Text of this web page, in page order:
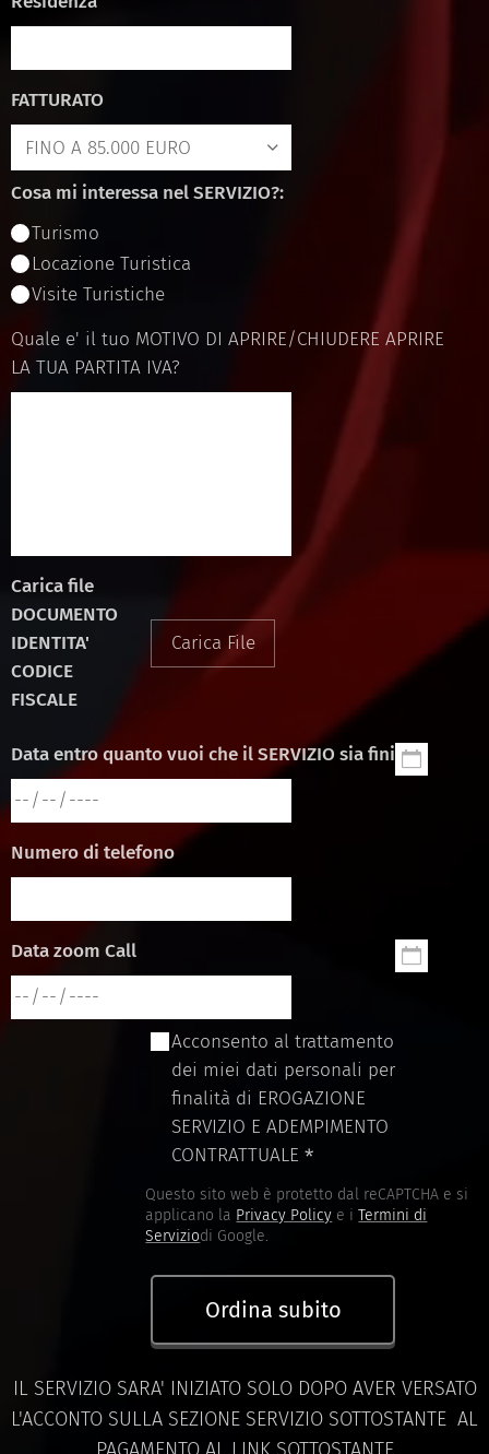
FATTURATO
Cosa mi interessa nel SERVIZIO?:
Turismo
Locazione Turistica
Visite Turistiche
Quale e' il tuo MOTIVO DI APRIRE/CHIUDERE APRIRE
LA TUA PARTITA IVA?
Carica file
DOCUMENTO
IDENTITA'
CODICE
FISCALE
Carica File
Data entro quanto vuoi che il SERVIZIO sia finito
Numero di telefono
Data zoom Call
Acconsento al trattamento
dei miei dati personali per
finalità di EROGAZIONE
SERVIZIO E ADEMPIMENTO
CONTRATTUALE
Questo sito web è protetto dal reCAPTCHA e si
applicano la Privacy Policy e iTermini di
Serviziodi Google.
Ordina subito
IL SERVIZIO SARA' INIZIATO SOLO DOPO AVER VERSATO
L'ACCONTO SULLA SEZIONE SERVIZIO SOTTOSTANTE AL